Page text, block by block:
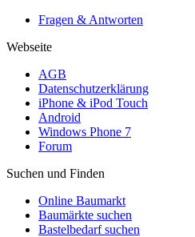
Fragen & Antworten
Webseite
AGB
Datenschutzerklärung
iPhone & iPod Touch
Android
Windows Phone 7
Forum
Suchen und Finden
Online Baumarkt
Baumärkte suchen
Bastelbedarf suchen